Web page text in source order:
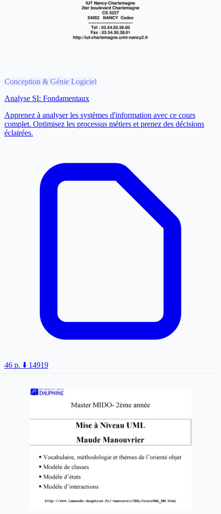
Conception & Génie Logiciel
Analyse SI: Fondamentaux
Apprenez à analyser les systèmes d'information avec ce cours
complet. Optimisez les processus métiers et prenez des décisions
éclairées.
46 p. ⬇️ 14919